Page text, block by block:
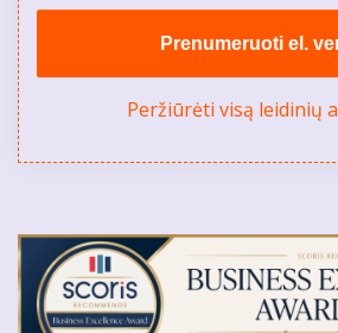
Prenumeruoti el.
Peržiūrėti visą leidinių